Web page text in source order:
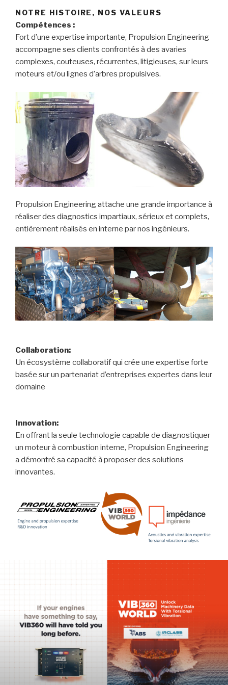
NOTRE HISTOIRE, NOS VALEURS
Compétences :
Fort d’une expertise importante, Propulsion Engineering
accompagne ses clients confrontés à des avaries
complexes, couteuses, récurrentes, litigieuses, sur leurs
moteurs et/ou lignes d’arbres propulsives.
Propulsion Engineering attache une grande importance à
réaliser des diagnostics impartiaux, sérieux et complets,
entièrement réalisés en interne par nos ingénieurs.
Collaboration:
Un écosystème collaboratif qui crée une expertise forte
basée sur un partenariat d’entreprises expertes dans leur
domaine
Innovation:
En offrant la seule technologie capable de diagnostiquer
un moteur à combustion interne, Propulsion Engineering
a démontré sa capacité à proposer des solutions
innovantes.